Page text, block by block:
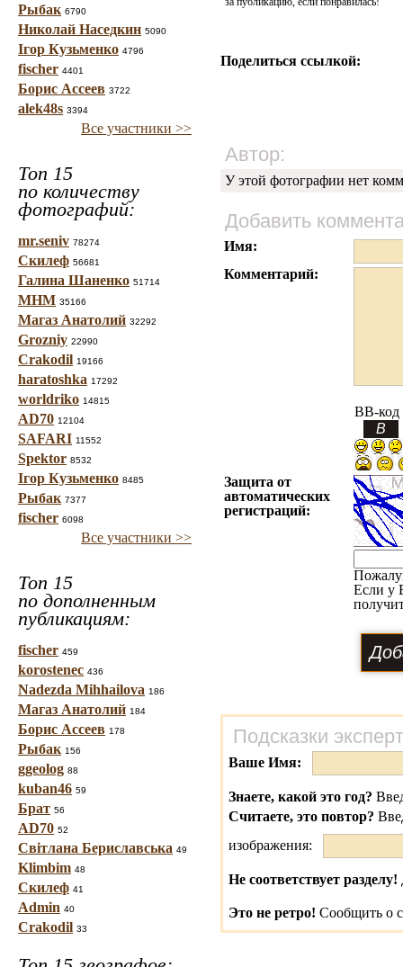
Рыбак 6790
Николай Наседкин 5090
Ігор Кузьменко 4796
fischer 4401
Борис Ассеев 3722
alek48s 3394
Все участники >>
Топ 15
по количеству
фотографий:
mr.seniv 78274
Скилеф 56681
Галина Шаненко 51714
МНМ 35166
Магаз Анатолий 32292
Grozniy 22990
Crakodil 19166
haratoshka 17292
worldriko 14815
AD70 12104
SAFARI 11552
Spektor 8532
Ігор Кузьменко 8485
Рыбак 7377
fischer 6098
Все участники >>
Топ 15
по дополненным
публикациям:
fischer 459
korostenec 436
Nadezda Mihhailova 186
Магаз Анатолий 184
Борис Ассеев 178
Рыбак 156
ggeolog 88
kuban46 59
Брат 56
AD70 52
Світлана Бериславська 49
Klimbim 48
Скилеф 41
Admin 40
Crakodil 33
Поделиться ссылкой:
Автор:
У этой фотографии нет
Добавить
Имя:
Комментарий:
BB-код
Защита от
автоматических
регистраций:
Если у
Подсказки
Ваше Имя:
Знаете, какой это год?
Считаете, это повтор?
изображения:
Не соответствует разделу!
Это не ретро! Сообщить о